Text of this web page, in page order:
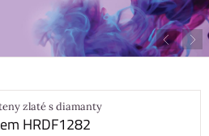
zlaté s diamanty
HRDF1282